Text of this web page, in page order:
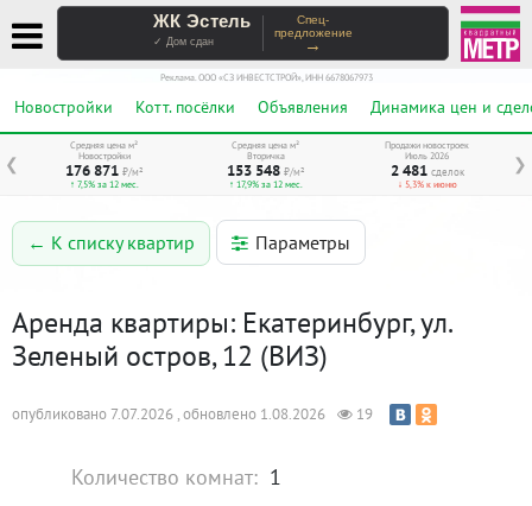
ЖК Эстель
✓ Дом сдан
Спец-
предложение
→
Реклама. ООО «СЗ ИНВЕСТСТРОЙ», ИНН 6678067973
Новостройки Котт. посёлки Объявления Динамика цен и
❮ ❯
Средняя цена м²
Новостройки
176 871 ₽/м²
↑ 7,5% за 12 мес.
Средняя цена м²
Вторичка
153 548 ₽/м²
↑ 17,9% за 12 мес.
Продажи новостроек
Июль 2026
2 481 сделок
↓ 5,3% к июню
← К списку квартир Параметры
Аренда квартиры: Екатеринбург, ул.
Зеленый остров, 12 (ВИЗ)
опубликовано 7.07.2026 , обновлено 1.08.2026 19
Количество комнат: 1